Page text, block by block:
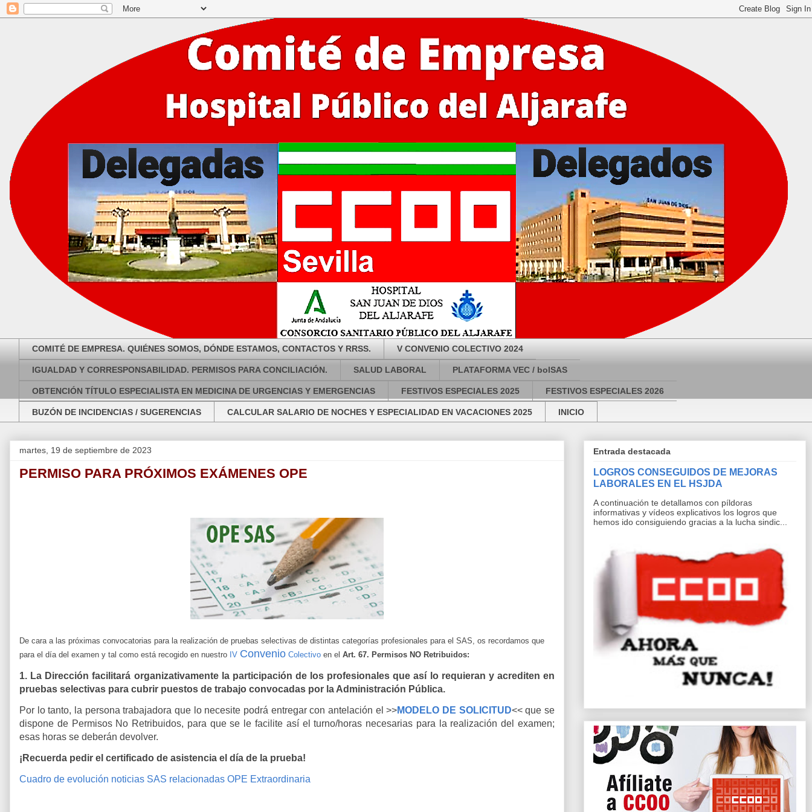
COMITÉ DE EMPRESA. QUIÉNES SOMOS, DÓNDE ESTAMOS, CONTACTOS Y RRSS. V CONVENIO COLECTIVO 2024
IGUALDAD Y CORRESPONSABILIDAD. PERMISOS PARA CONCILIACIÓN. SALUD LABORAL PLATAFORMA VEC / bolSAS
OBTENCIÓN TÍTULO ESPECIALISTA EN MEDICINA DE URGENCIAS Y EMERGENCIAS FESTIVOS ESPECIALES 2025 FESTIVOS ESPECIALES 2026
BUZÓN DE INCIDENCIAS / SUGERENCIAS CALCULAR SALARIO DE NOCHES Y ESPECIALIDAD EN VACACIONES 2025 INICIO
martes, 19 de septiembre de 2023
PERMISO PARA PRÓXIMOS EXÁMENES OPE
De cara a las próximas convocatorias para la realización de pruebas selectivas de distintas categorías profesionales para el SAS, os recordamos que
para el día del examen y tal como está recogido en nuestro IV Convenio Colectivo en el Art. 67. Permisos NO Retribuidos:
1. La Dirección facilitará organizativamente la participación de los profesionales que así lo requieran y acrediten en
pruebas selectivas para cubrir puestos de trabajo convocadas por la Administración Pública.
Por lo tanto, la persona trabajadora que lo necesite podrá entregar con antelación el >>MODELO DE SOLICITUD<< que se
dispone de Permisos No Retribuidos, para que se le facilite así el turno/horas necesarias para la realización del examen;
esas horas se deberán devolver.
¡Recuerda pedir el certificado de asistencia el día de la prueba!
Cuadro de evolución noticias SAS relacionadas OPE Extraordinaria
Entrada destacada
LOGROS CONSEGUIDOS DE MEJORAS
LABORALES EN EL HSJDA
A continuación te detallamos con píldoras
informativas y vídeos explicativos los logros que
hemos ido consiguiendo gracias a la lucha sindic...